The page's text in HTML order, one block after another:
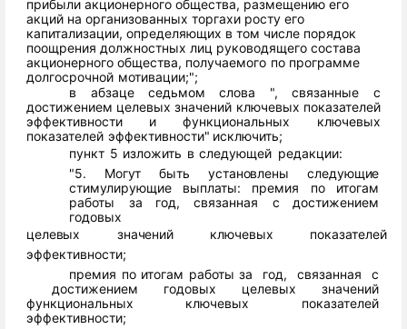
прибыли акционерного общества, размещению его
акций на организованных торгахи росту его
капитализации, определяющих в том числе порядок
поощрения должностных лиц руководящего состава
акционерного общества, получаемого по программе
долгосрочной мотивации;";
в
абзаце седьмом слова ", связанные
с
достижением целевых значений ключевых показателей
эффективности
и функциональных
ключевых
показателей эффективности" исключить;
пункт 5 изложить в следующей редакции:
"5. Могут быть установлены следующие
стимулирующие выплаты:
премия по
итогам
работы
за год, связанная с
достижением
годовых
целевых
значений ключевых
показателей
эффективности;
премия по итогам работы за год, связанная
с
достижением
годовых целевых
значений
функциональных
ключевых
показателей
эффективности;